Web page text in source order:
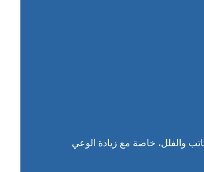
والفلل، خاصة مع زيادة الوعي